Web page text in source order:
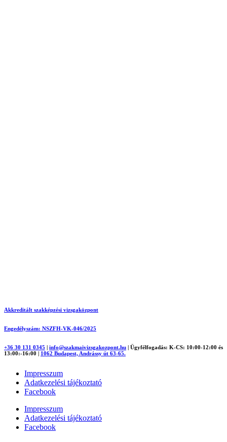
Akkreditált szakképzési vizsgaközpont
Engedélyszám: NSZFH-VK-046/2025
+36 30 131 0345 info@szakmaivizsgakozpont.hu
Ügyfélfogadás: K-CS: 10:00-12:00 és
13:00:-16:00
1062 Budapest, Andrássy út 63-65.
Impresszum
Adatkezelési tájékoztató
Facebook
Impresszum
Adatkezelési tájékoztató
Facebook